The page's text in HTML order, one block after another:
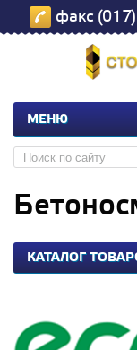
факс
МЕНЮ
КАТАЛОГ